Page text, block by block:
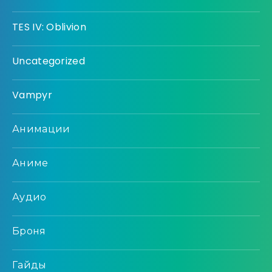
TES IV: Oblivion
Uncategorized
Vampyr
Анимации
Аниме
Аудио
Броня
Гайды